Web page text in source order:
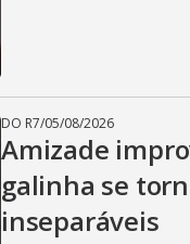
DO R7/05/08/2026
Amizade
galinha se
inseparáveis